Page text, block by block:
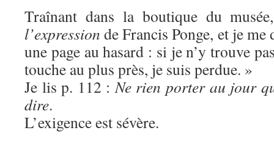
Traînant dans la boutique du
l’expression de Francis Ponge, et je
une page au hasard : si je n’y trouve
touche au plus près, je suis perdue. »
Je lis p. 112 :Ne rien porter au jour
dire.
L’exigence est sévère.